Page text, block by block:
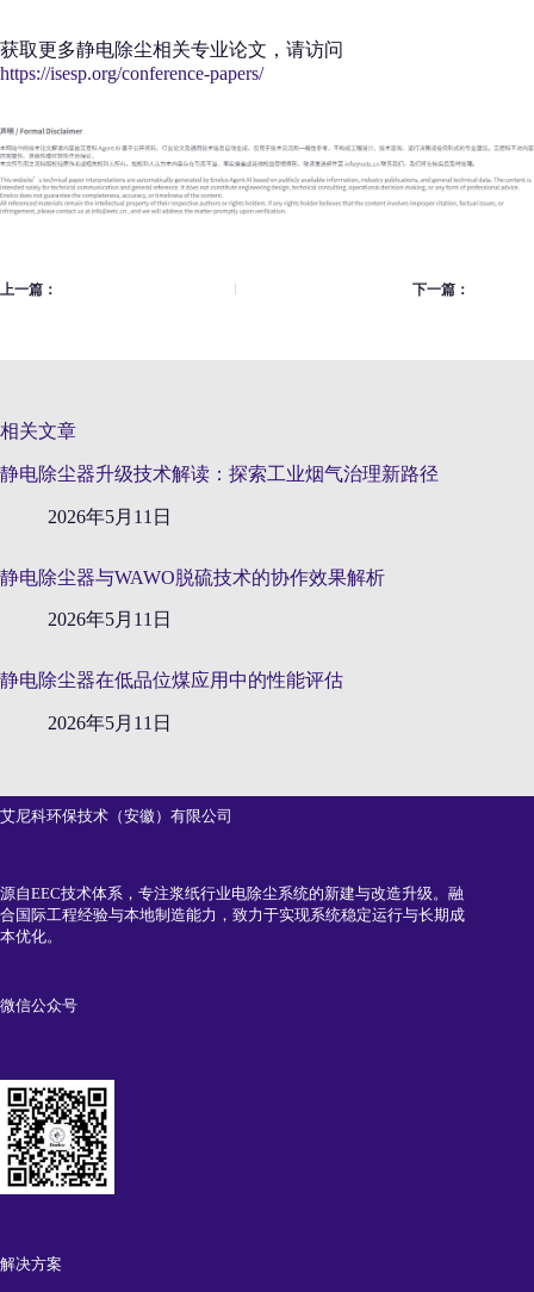
获取更多静电除尘相关专业论文，请访问
https://isesp.org/conference-papers/
上一篇： 下一篇：
相关文章
静电除尘器升级技术解读：探索工业烟气治理新路径
2026年5月11日
静电除尘器与WAWO脱硫技术的协作效果解析
2026年5月11日
静电除尘器在低品位煤应用中的性能评估
2026年5月11日
艾尼科环保技术（安徽）有限公司
源自EEC技术体系，专注浆纸行业电除尘系统的新建与改造升级。融
合国际工程经验与本地制造能力，致力于实现系统稳定运行与长期成
本优化。
微信公众号
解决方案